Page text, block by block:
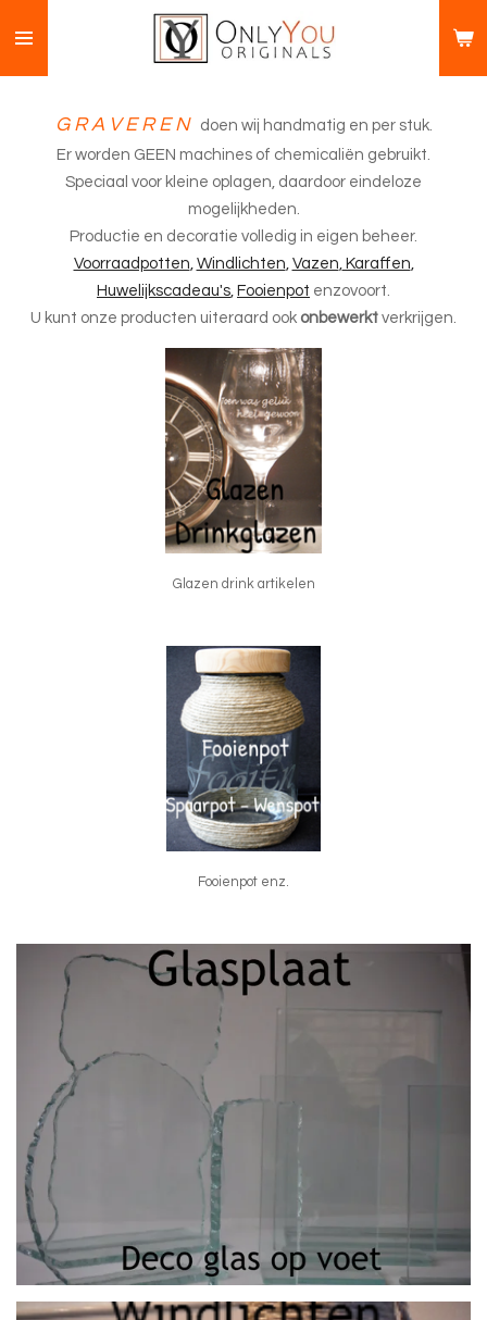
direct
naar
hoofdinhoud
G R A V E R E N doen wij handmatig en per stuk.
Er worden GEEN machines of chemicaliën gebruikt.
Speciaal voor kleine oplagen, daardoor eindeloze
mogelijkheden.
Productie en decoratie volledig in eigen beheer.
Voorraadpotten, Windlichten, Vazen,Karaffen,
Huwelijkscadeau's, Fooienpot enzovoort.
U kunt onze producten uiteraard ook onbewerkt verkrijgen.
Glazen drink artikelen
Fooienpot enz.